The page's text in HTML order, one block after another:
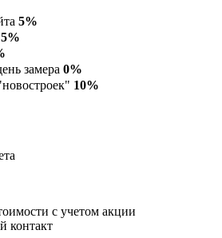
5%
5%
замера 0%
10%
с учетом акции
контакт